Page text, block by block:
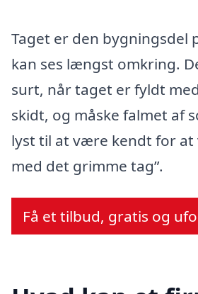
Taget er den bygningsdel
kan ses længst omkring.
surt, når taget er fyldt
skidt, og måske falmet af
lyst til at være kendt for at
med det grimme tag”.
Få et tilbud, gratis og